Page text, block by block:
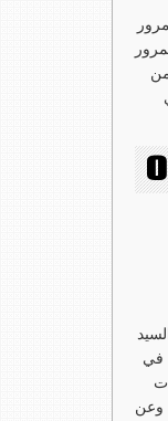
مخالفة مرور
تغطي بالكاد 5% من
السيد
في
وعن